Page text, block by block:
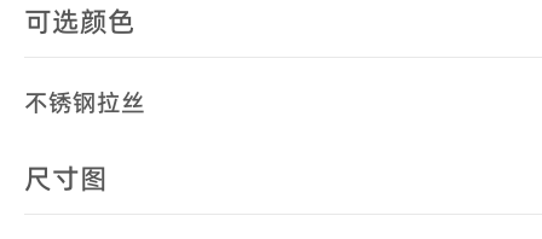
可选颜色
不锈钢拉丝
尺寸图